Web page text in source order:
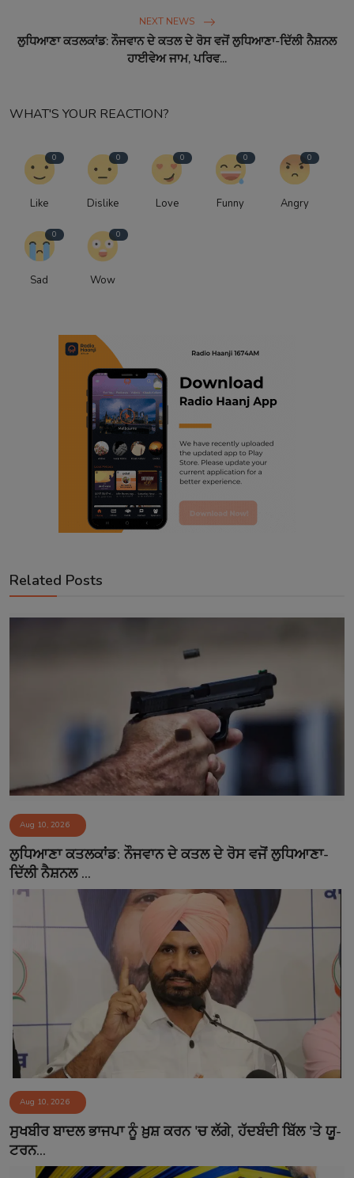
NEXT NEWS
ਲੁਧਿਆਣਾ ਕਤਲਕਾਂਡ: ਨੌਜਵਾਨ ਦੇ ਕਤਲ ਦੇ ਰੋਸ ਵਜੋਂ ਲੁਧਿਆਣਾ-ਦਿੱਲੀ ਨੈਸ਼ਨਲ
ਹਾਈਵੇਅ ਜਾਮ, ਪਰਿਵ...
WHAT'S YOUR REACTION?
0
Like
0
Dislike
0
Love
0
Funny
0
Angry
0
Sad
0
Wow
Related Posts
Aug 10, 2026
ਲੁਧਿਆਣਾ ਕਤਲਕਾਂਡ: ਨੌਜਵਾਨ ਦੇ ਕਤਲ ਦੇ ਰੋਸ ਵਜੋਂ ਲੁਧਿਆਣਾ-
ਦਿੱਲੀ ਨੈਸ਼ਨਲ ...
Aug 10, 2026
ਸੁਖਬੀਰ ਬਾਦਲ ਭਾਜਪਾ ਨੂੰ ਖ਼ੁਸ਼ ਕਰਨ 'ਚ ਲੱਗੇ, ਹੱਦਬੰਦੀ ਬਿੱਲ 'ਤੇ ਯੂ-
ਟਰਨ...